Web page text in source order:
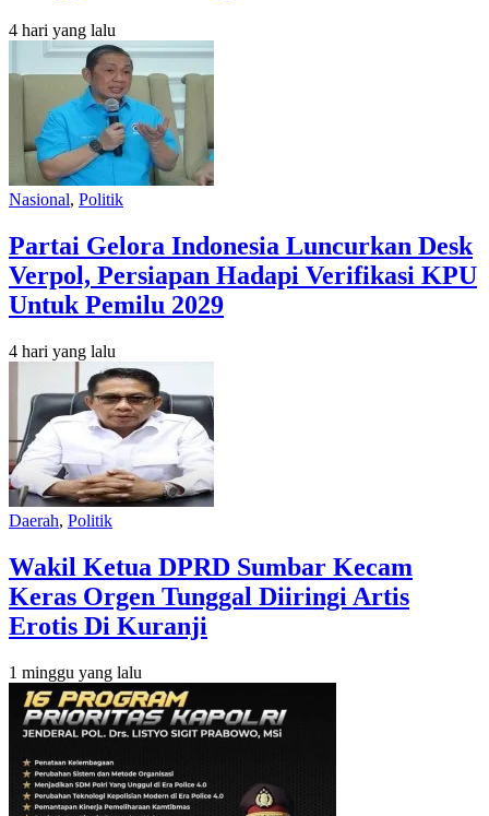
4 hari yang lalu
Nasional, Politik
Partai Gelora Indonesia Luncurkan Desk
Verpol, Persiapan Hadapi Verifikasi KPU
Untuk Pemilu 2029
4 hari yang lalu
Daerah, Politik
Wakil Ketua DPRD Sumbar Kecam
Keras Orgen Tunggal Diiringi Artis
Erotis Di Kuranji
1 minggu yang lalu